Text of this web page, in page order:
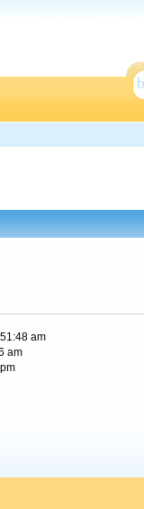
am
am